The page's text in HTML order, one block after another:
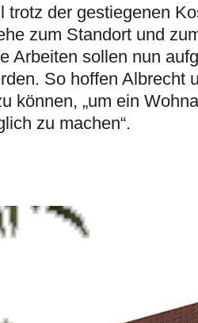
der gestiegenen
zum Standort und
Arbeiten sollen nun
So hoffen Albrecht
können, „um ein
zu machen“.